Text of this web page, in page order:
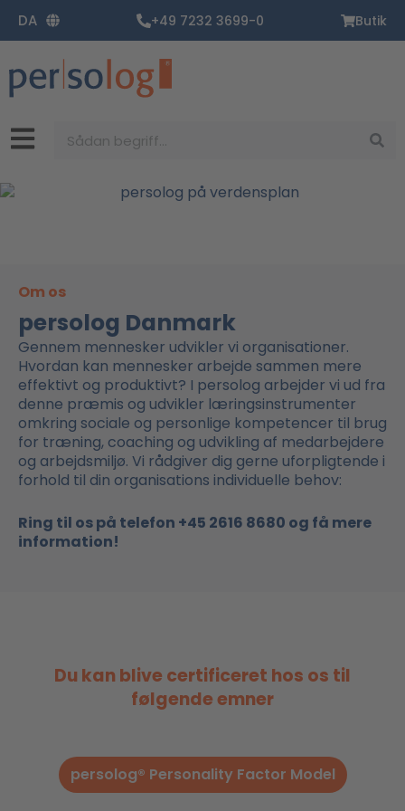
indholdet
DA +49 7232 3699-0 Butik
Om os
persolog Danmark
Gennem mennesker udvikler vi organisationer.
Hvordan kan mennesker arbejde sammen mere
effektivt og produktivt? I persolog arbejder vi ud fra
denne præmis og udvikler læringsinstrumenter
omkring sociale og personlige kompetencer til brug
for træning, coaching og udvikling af medarbejdere
og arbejdsmiljø. Vi rådgiver dig gerne uforpligtende i
forhold til din organisations individuelle behov:
Ring til os på telefon +45 2616 8680 og få mere
information!
Du kan blive certificeret hos os til
følgende emner
persolog® Personality Factor Model